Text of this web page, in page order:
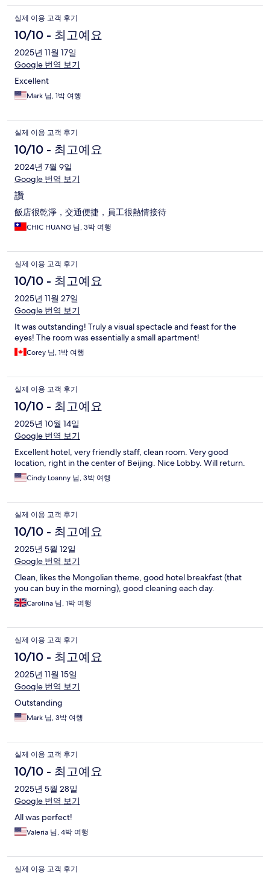
실제 이용 고객 후기
10/10 - 최고예요
2025년 11월 17일
Google 번역 보기
Excellent
Mark 님, 1박 여행
실제 이용 고객 후기
10/10 - 최고예요
2024년 7월 9일
Google 번역 보기
讚
飯店很乾淨，交通便捷，員工很熱情接待
CHIC HUANG 님, 3박 여행
실제 이용 고객 후기
10/10 - 최고예요
2025년 11월 27일
Google 번역 보기
It was outstanding! Truly a visual spectacle and feast for the
eyes! The room was essentially a small apartment!
Corey 님, 1박 여행
실제 이용 고객 후기
10/10 - 최고예요
2025년 10월 14일
Google 번역 보기
Excellent hotel, very friendly staff, clean room. Very good
location, right in the center of Beijing. Nice Lobby. Will return.
Cindy Loanny 님, 3박 여행
실제 이용 고객 후기
10/10 - 최고예요
2025년 5월 12일
Google 번역 보기
Clean, likes the Mongolian theme, good hotel breakfast (that
you can buy in the morning), good cleaning each day.
Carolina 님, 1박 여행
실제 이용 고객 후기
10/10 - 최고예요
2025년 11월 15일
Google 번역 보기
Outstanding
Mark 님, 3박 여행
실제 이용 고객 후기
10/10 - 최고예요
2025년 5월 28일
Google 번역 보기
All was perfect!
Valeria 님, 4박 여행
실제 이용 고객 후기